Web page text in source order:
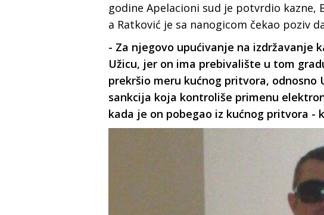
godine Apelacioni sud je potvrdio kazne,
a Ratković je sa nanogicom čekao poziv
- Za njegovo upućivanje na izdržavanje
Užicu, jer on ima prebivalište u tom
prekršio meru kućnog pritvora, odnosno
sankcija koja kontroliše primenu
kada je on pobegao iz kućnog pritvora -